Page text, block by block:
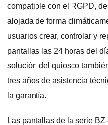
compatible con el RGPD,
alojada de forma
usuarios crear, controlar y
pantallas las 24 horas del
solución del quiosco
tres años de asistencia
la garantía.
Las pantallas de la serie